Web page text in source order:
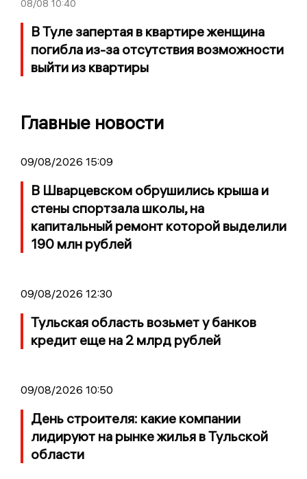
08/08 10:40
В Туле запертая в квартире женщина
погибла из-за отсутствия возможности
выйти из квартиры
Главные новости
09/08/2026 15:09
В Шварцевском обрушились крыша и
стены спортзала школы, на
капитальный ремонт которой выделили
190 млн рублей
09/08/2026 12:30
Тульская область возьмет у банков
кредит еще на 2 млрд рублей
09/08/2026 10:50
День строителя: какие компании
лидируют на рынке жилья в Тульской
области